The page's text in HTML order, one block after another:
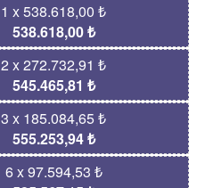
1 x 538.618,00 ₺
538.618,00 ₺
2 x 272.732,91 ₺
545.465,81 ₺
3 x 185.084,65 ₺
555.253,94 ₺
6 x 97.594,53 ₺